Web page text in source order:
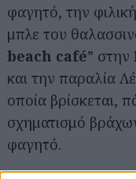
φαγητό, την
μπλε του
beach café” στην
και την παραλία
οποία βρίσκεται,
σχηματισμό
φαγητό.
Αναζήτηση